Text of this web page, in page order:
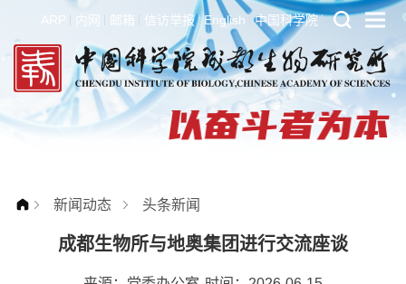
ARP 内网 邮箱 信访举报 English 中国科学院
新闻动态 头条新闻
成都生物所与地奥集团进行交流座谈